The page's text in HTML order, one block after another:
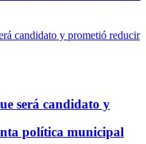
será candidato y
política municipal